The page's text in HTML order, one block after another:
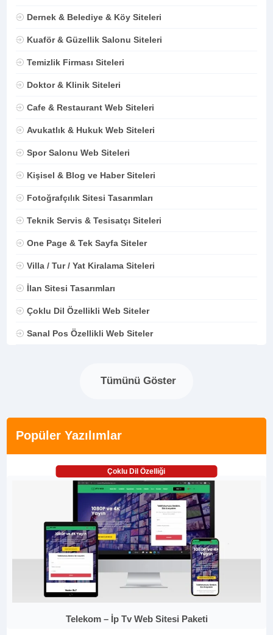
Dernek & Belediye & Köy Siteleri
Kuaför & Güzellik Salonu Siteleri
Temizlik Firması Siteleri
Doktor & Klinik Siteleri
Cafe & Restaurant Web Siteleri
Avukatlık & Hukuk Web Siteleri
Spor Salonu Web Siteleri
Kişisel & Blog ve Haber Siteleri
Fotoğrafçılık Sitesi Tasarımları
Teknik Servis & Tesisatçı Siteleri
One Page & Tek Sayfa Siteler
Villa / Tur / Yat Kiralama Siteleri
İlan Sitesi Tasarımları
Çoklu Dil Özellikli Web Siteler
Sanal Pos Özellikli Web Siteler
Tümünü Göster
Popüler Yazılımlar
Çoklu Dil Özelliği
Telekom – İp Tv Web Sitesi Paketi